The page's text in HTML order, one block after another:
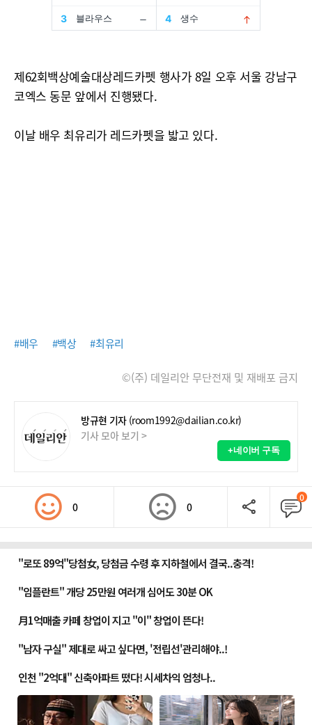
제62회백상예술대상레드카펫 행사가 8일 오후 서울 강남구
코엑스 동문 앞에서 진행됐다.
이날 배우 최유리가 레드카펫을 밟고 있다.
#배우 #백상 #최유리
©(주) 데일리안 무단전재 및 재배포 금지
방규현 기자 (room1992@dailian.co.kr)
기사 모아 보기 >
+네이버 구독
0 0
0